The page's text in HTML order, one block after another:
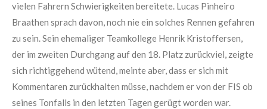
vielen Fahrern Schwierigkeiten bereitete. Lucas Pinheiro
Braathen sprach davon, noch nie ein solches Rennen gefahren
zu sein. Sein ehemaliger Teamkollege Henrik Kristoffersen,
der im zweiten Durchgang auf den 18. Platz zurückviel, zeigte
sich richtiggehend wütend, meinte aber, dass er sich mit
Kommentaren zurückhalten müsse, nachdem er von der FIS ob
seines Tonfalls in den letzten Tagen gerügt worden war.